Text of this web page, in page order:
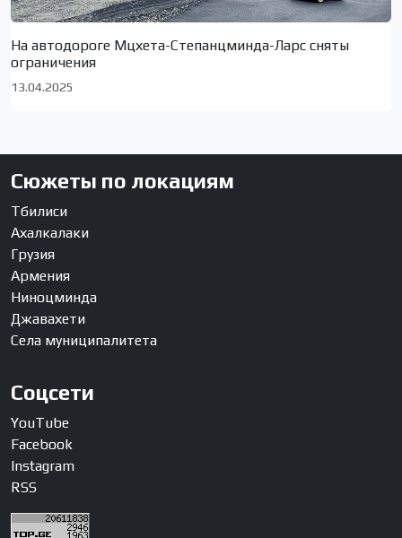
На автодороге Мцхета-Степанцминда-Ларс сняты
ограничения
13.04.2025
Сюжеты по локациям
Тбилиси
Ахалкалаки
Грузия
Армения
Ниноцминда
Джавахети
Села муниципалитета
Соцсети
YouTube
Facebook
Instagram
RSS